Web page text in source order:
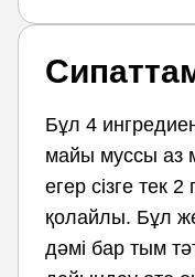
Бұл 4
майы муссы аз
егер сізге тек
қолайлы. Бұл
дәмі бар тым